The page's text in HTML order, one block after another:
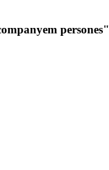
persones"